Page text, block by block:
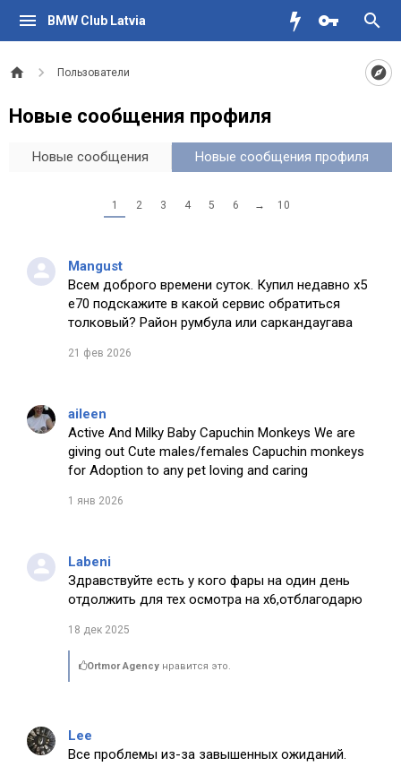
BMW Club Latvia
Пользователи
Новые сообщения профиля
Новые сообщения Новые сообщения профиля
1 2 3 4 5 6 → 10
Mangust
Всем доброго времени суток. Купил недавно х5
е70 подскажите в какой сервис обратиться
толковый? Район румбула или саркандаугава
21 фев 2026
aileen
Active And Milky Baby Capuchin Monkeys We are
giving out Cute males/females Capuchin monkeys
for Adoption to any pet loving and caring
1 янв 2026
Labeni
Здравствуйте есть у кого фары на один день
отдолжить для тех осмотра на х6,отблагодарю
18 дек 2025
Ortmor Agency нравится это.
Lee
Все проблемы из-за завышенных ожиданий.